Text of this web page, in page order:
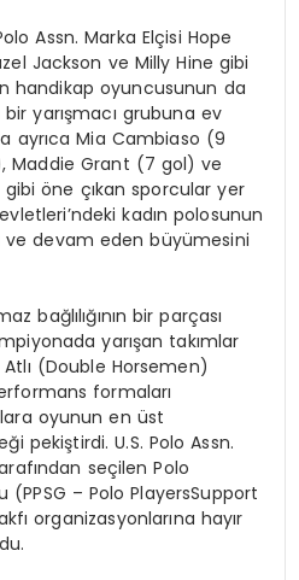
Assn. Marka Elçisi Hope
Jackson ve Milly Hine gibi
handikap oyuncusunun da
yarışmacı grubuna ev
ayrıca Mia Cambiaso (9
Maddie Grant (7 gol) ve
öne çıkan sporcular yer
kadın polosunun
ve devam eden büyümesini
bağlılığının bir parçası
yarışan takımlar
(Double Horsemen)
formaları
oyunun en üst
pekiştirdi. U.S. Polo Assn.
seçilen Polo
(PPSG – Polo PlayersSupport
organizasyonlarına hayır